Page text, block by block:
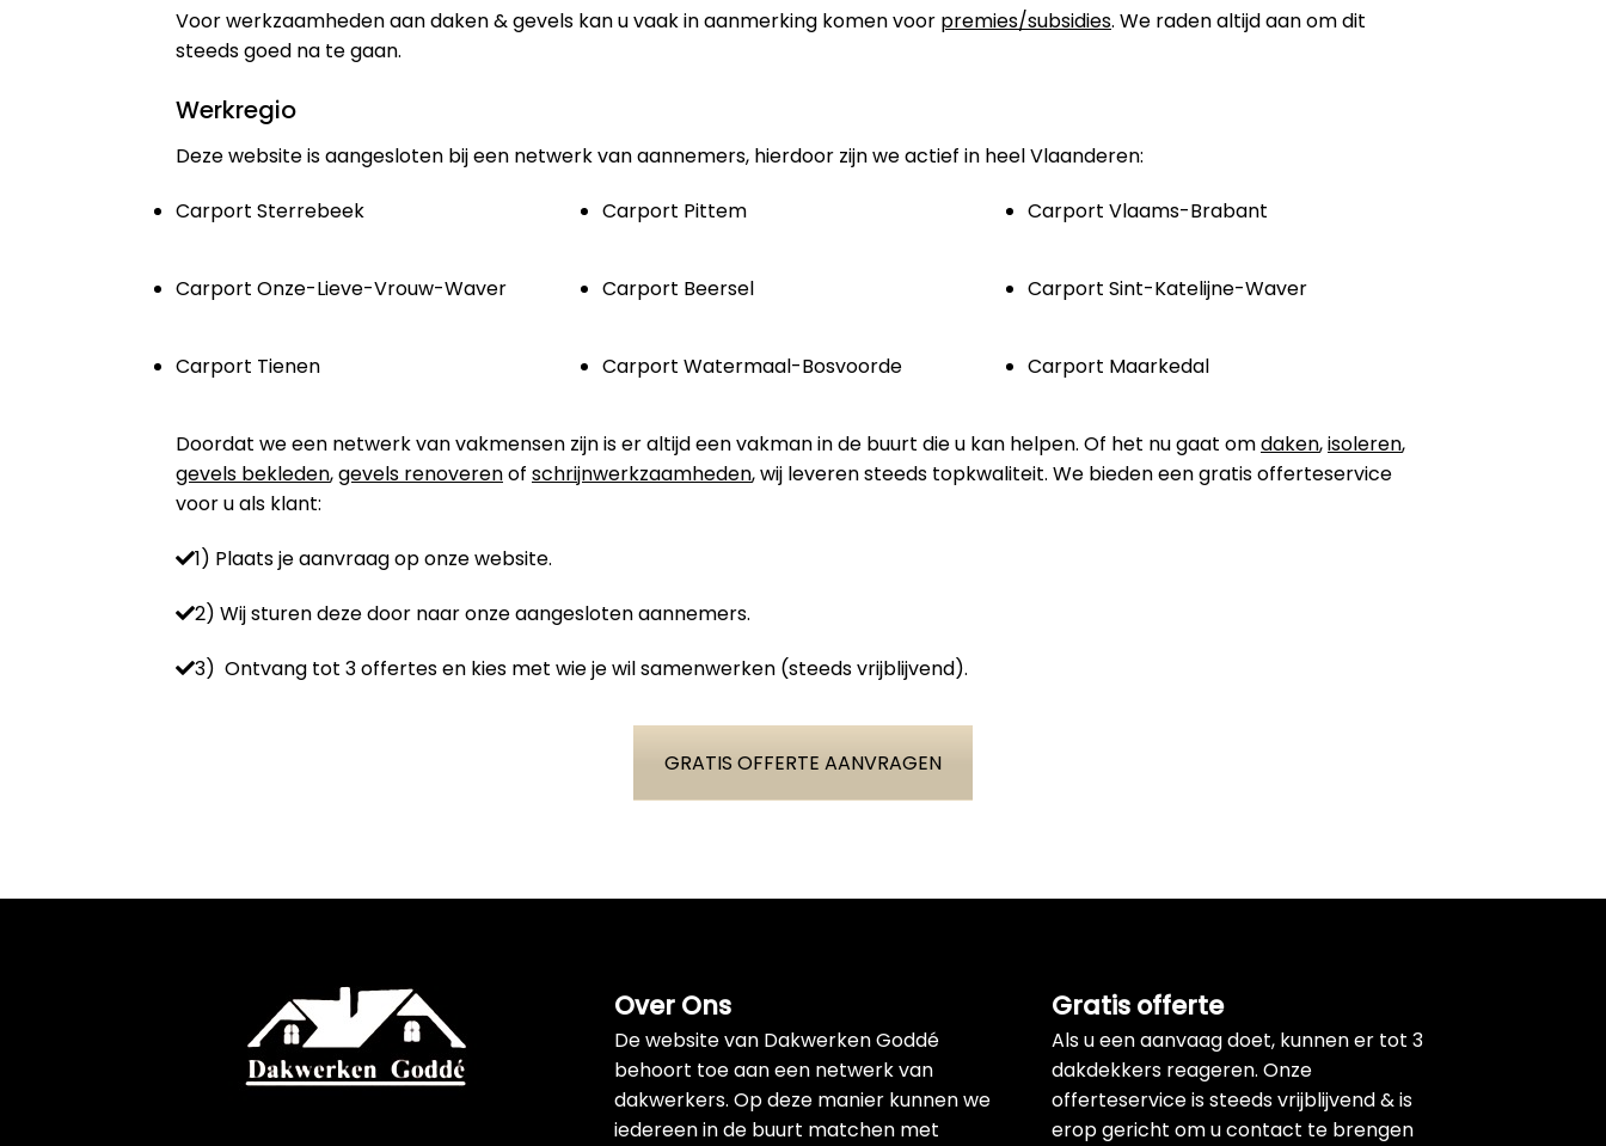
Voor werkzaamheden aan daken & gevels kan u vaak in aanmerking komen voor premies/subsidies. We raden altijd aan om dit
steeds goed na te gaan.
Werkregio
Deze website is aangesloten bij een netwerk van aannemers, hierdoor zijn we actief in heel Vlaanderen:
Carport Sterrebeek
Carport Pittem Carport Vlaams-Brabant
Carport Onze-Lieve-Vrouw-Waver Carport Beersel Carport Sint-Katelijne-Waver
Carport Tienen Carport Watermaal-Bosvoorde Carport Maarkedal
Doordat we een netwerk van vakmensen zijn is er altijd een vakman in de buurt die u kan helpen. Of het nu gaat omdaken,isoleren,
gevels bekleden,gevels renoverenof schrijnwerkzaamheden, wij leveren steeds topkwaliteit. We bieden een gratis offerteservice
voor u als klant:
1) Plaats je aanvraag op onze website.
2) Wij sturen deze door naar onze aangesloten aannemers.
3) Ontvang tot 3 offertes en kies met wie je wil samenwerken (steeds vrijblijvend).
GRATIS OFFERTE AANVRAGEN
Over Ons
De website van Dakwerken Goddé
behoort toe aan een netwerk van
dakwerkers. Op deze manier kunnen we
iedereen in de buurt matchen met
Gratis offerte
Als u een aanvaag doet, kunnen er tot 3
dakdekkers reageren. Onze
offerteservice is steeds vrijblijvend & is
erop gericht om u contact te brengen